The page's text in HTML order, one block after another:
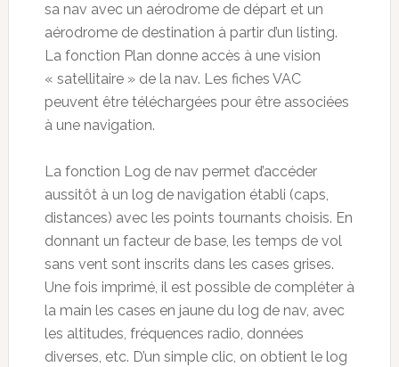
sa nav avec un aérodrome de départ et un
aérodrome de destination à partir d’un listing.
La fonction Plan donne accès à une vision
« satellitaire » de la nav. Les fiches VAC
peuvent être téléchargées pour être associées
à une navigation.
La fonction Log de nav permet d’accéder
aussitôt à un log de navigation établi (caps,
distances) avec les points tournants choisis. En
donnant un facteur de base, les temps de vol
sans vent sont inscrits dans les cases grises.
Une fois imprimé, il est possible de compléter à
la main les cases en jaune du log de nav, avec
les altitudes, fréquences radio, données
diverses, etc. D’un simple clic, on obtient le log